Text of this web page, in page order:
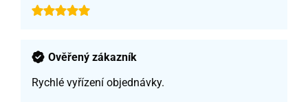
Ověřený zákazník
Rychlé vyřízení objednávky.